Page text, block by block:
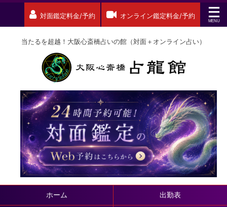
対面鑑定料金/予約 オンライン鑑定料金/予約
当たるを超越！大阪心斎橋占いの館（対面＋オンライン占い）
ホーム 出勤表